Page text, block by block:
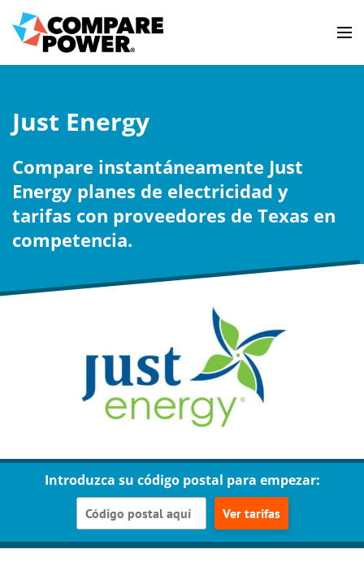
Just Energy
Compare instantáneamente Just
Energy planes de electricidad y
tarifas con proveedores de Texas en
competencia.
Introduzca su código postal para empezar:
Ver tarifas